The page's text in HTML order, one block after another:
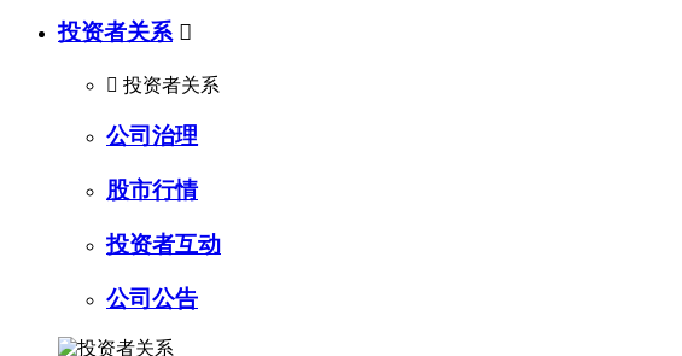
投资者关系 
 投资者关系
公司治理
股市行情
投资者互动
公司公告